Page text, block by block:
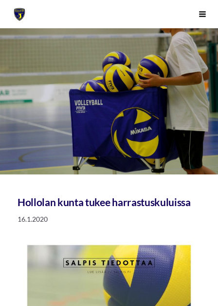
Siirry
sivunSivuston etusivulle
Hollolan kunta tukee harrastuskuluissa
16.1.2020